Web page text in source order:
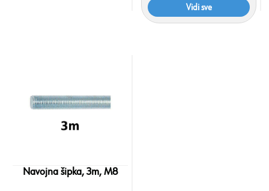
Vidi sve
Navojna šipka, 3m, M8